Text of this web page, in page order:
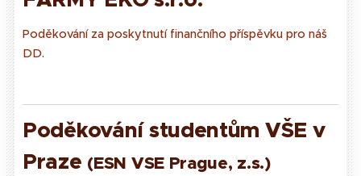
Poděkování za poskytnutí finančního příspěvku pro náš
DD.
Poděkování studentům VŠE v
Praze (ESN VSE Prague, z.s.)